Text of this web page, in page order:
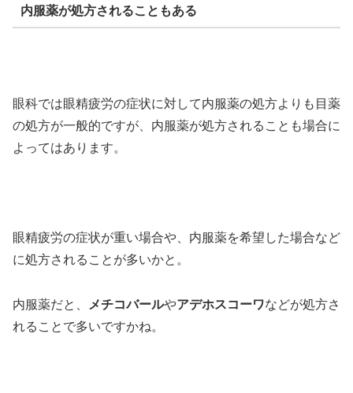
内服薬が処方されることもある
眼科では眼精疲労の症状に対して内服薬の処方よりも目薬
の処方が一般的ですが、内服薬が処方されることも場合に
よってはあります。
眼精疲労の症状が重い場合や、内服薬を希望した場合など
に処方されることが多いかと。
内服薬だと、 メチコバールやアデホスコーワなどが処方さ
れることで多いですかね。